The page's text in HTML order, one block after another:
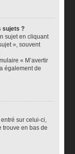
sujets ?
sujet en cliquant
», souvent
« M’avertir
également de
sur celui-ci,
trouve en bas de